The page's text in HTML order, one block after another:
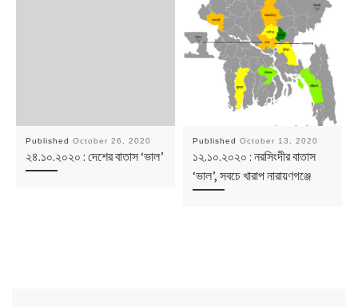
Published October 26, 2020
২৪.১০.২০২০ : দেশের বাতাস ‘ভাল’
Published October 13, 2020
১২.১০.২০২০ : নরসিংদীর বাতাস
‘ভাল’, সবচে খারাপ নারায়ণগঞ্জে